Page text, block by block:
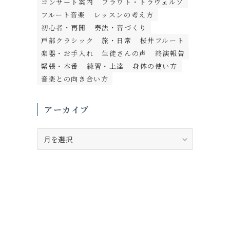
フルート音楽
レッスンの考え方
初心者・再開
奏法・音づくり
戸部クラシック
旅・日常
桜井フルート
楽器・お手入れ
生徒さんの声
終演報告
緊張・本番
練習・上達
身体の使い方
音楽との向き合い方
アーカイブ
ー